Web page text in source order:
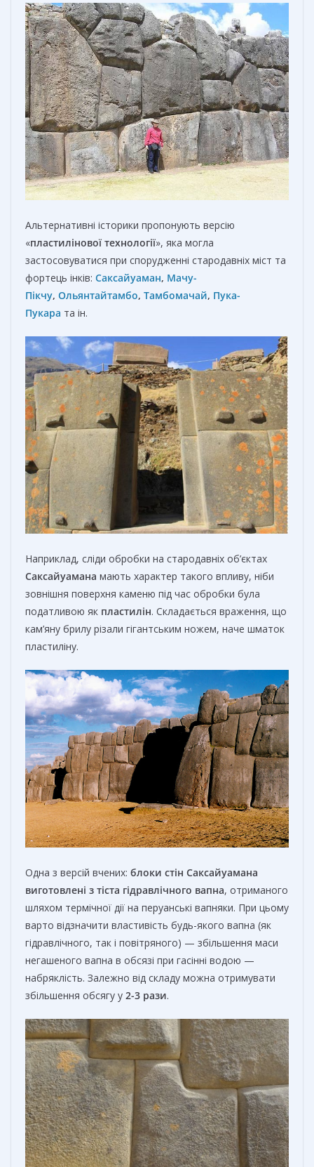
Альтернативні історики пропонують версію
«пластилінової технології», яка могла
застосовуватися при спорудженні стародавніх міст та
фортець інків: Саксайуаман, Мачу-
Пікчу, Ольянтайтамбо, Тамбомачай, Пука-
Пукара та ін.
Наприклад, сліди обробки на стародавніх об’єктах
Саксайуамана мають характер такого впливу, ніби
зовнішня поверхня каменю під час обробки була
податливою як пластилін. Складається враження, що
кам’яну брилу різали гігантським ножем, наче шматок
пластиліну.
Одна з версій вчених: блоки стін Саксайуамана
виготовлені з тіста гідравлічного вапна, отриманого
шляхом термічної дії на перуанські вапняки. При цьому
варто відзначити властивість будь-якого вапна (як
гідравлічного, так і повітряного) — збільшення маси
негашеного вапна в обсязі при гасінні водою —
набряклість. Залежно від складу можна отримувати
збільшення обсягу у 2-3 рази.